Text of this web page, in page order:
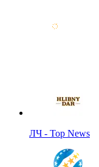
ЛЧ - Top News